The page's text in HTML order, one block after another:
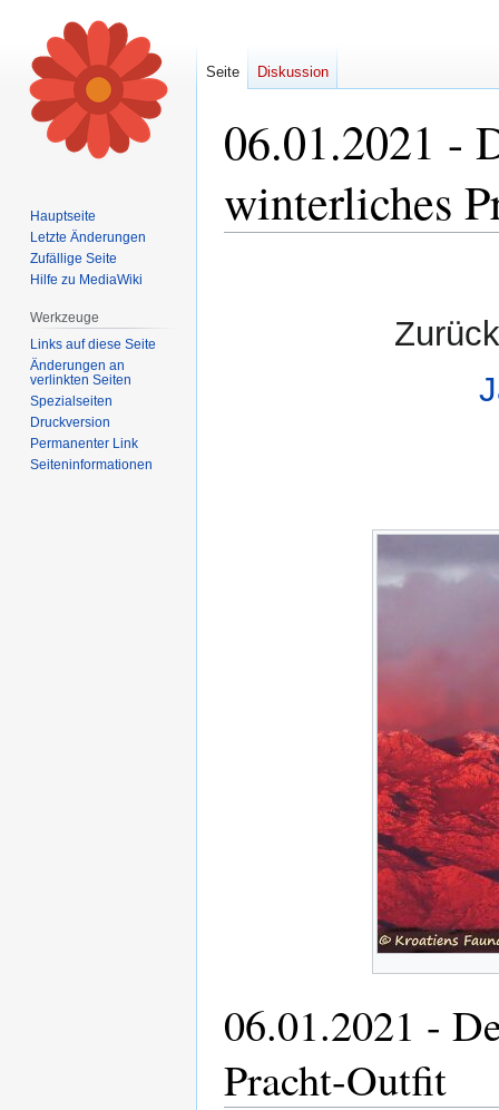
06.01.2021 -
winterliches
06.01.2021 -
Pracht-Outfit
Seite Diskussion
Hauptseite
Letzte Änderungen
Zufällige Seite
Hilfe zu MediaWiki
Werkzeuge
Links auf diese Seite
Änderungen an
verlinkten Seiten
Spezialseiten
Druckversion
Permanenter Link
Seiten­informationen